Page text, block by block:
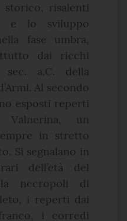
risalenti
e lo sviluppo
fase umbra,
dai ricchi
a.C. della
Al secondo
esposti reperti
Valnerina, un
in stretto
Si segnalano in
dell’età del
necropoli di
i reperti dai
i corredi